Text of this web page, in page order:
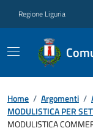
Regione Liguria
Home / Argomenti /
MODULISTICA PER
MODULISTICA